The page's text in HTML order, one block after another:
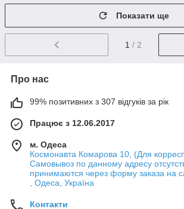
Показати ще
1 / 2
Про нас
99% позитивних з 307 відгуків за рік
Працює з 12.06.2017
м. Одеса
Космонавта Комарова 10, (Для
Самовывоз по данному адресу
принимаются через форму заказа на
, Одеса, Україна
Контакти